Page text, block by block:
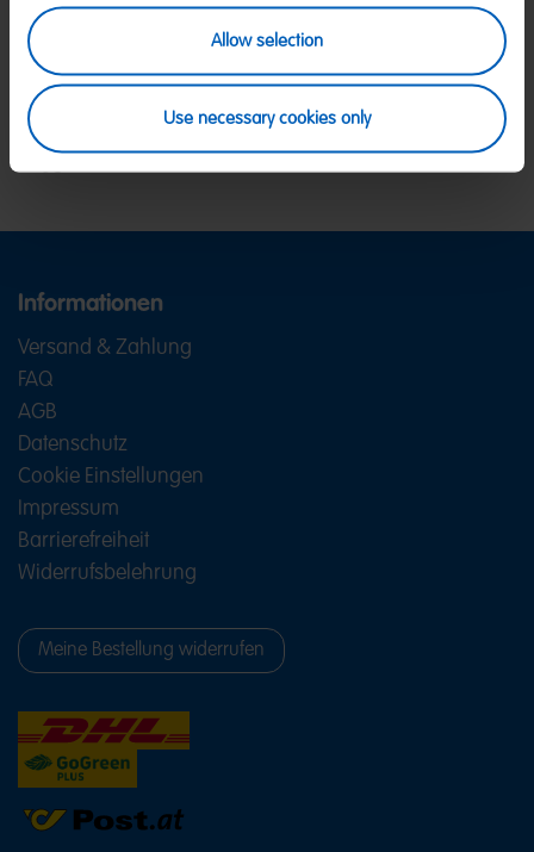
Allow selection
Use necessary cookies only
Rechnung, Visa, Mastercard
KOSTENLOSE LIEFERUNG
Ab 79 € nach Österreich
KUNDENSERVICE
Informationen
Versand & Zahlung
FAQ
AGB
Datenschutz
Cookie Einstellungen
Impressum
Barrierefreiheit
Widerrufsbelehrung
Meine Bestellung widerrufen